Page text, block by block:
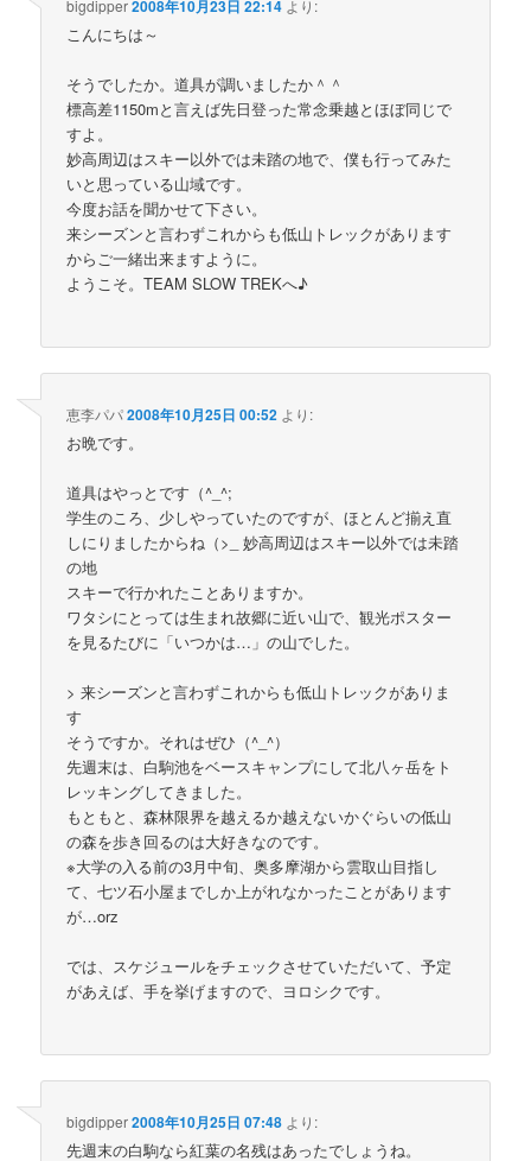
bigdipper2008年10月23日 22:14 より:
こんにちは～
そうでしたか。道具が調いましたか＾＾
標高差1150mと言えば先日登った常念乗越とほぼ同じで
すよ。
妙高周辺はスキー以外では未踏の地で、僕も行ってみた
いと思っている山域です。
今度お話を聞かせて下さい。
来シーズンと言わずこれからも低山トレックがあります
からご一緒出来ますように。
ようこそ。TEAM SLOW TREKへ♪
恵李パパ2008年10月25日 00:52 より:
お晩です。
道具はやっとです（^_^;
学生のころ、少しやっていたのですが、ほとんど揃え直
しにりましたからね（>_ 妙高周辺はスキー以外では未踏
の地
スキーで行かれたことありますか。
ワタシにとっては生まれ故郷に近い山で、観光ポスター
を見るたびに「いつかは…」の山でした。
> 来シーズンと言わずこれからも低山トレックがありま
す
そうですか。それはぜひ（^_^）
先週末は、白駒池をベースキャンプにして北八ヶ岳をト
レッキングしてきました。
もともと、森林限界を越えるか越えないかぐらいの低山
の森を歩き回るのは大好きなのです。
※大学の入る前の3月中旬、奥多摩湖から雲取山目指し
て、七ツ石小屋までしか上がれなかったことがあります
が…orz
では、スケジュールをチェックさせていただいて、予定
があえば、手を挙げますので、ヨロシクです。
bigdipper2008年10月25日 07:48 より:
先週末の白駒なら紅葉の名残はあったでしょうね。